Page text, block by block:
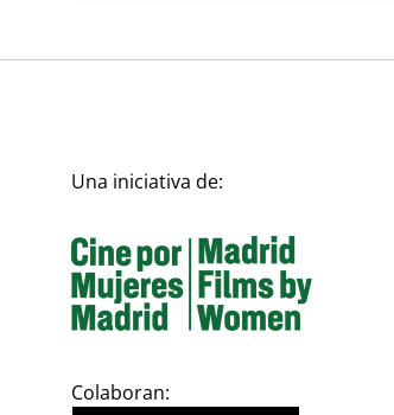
Una iniciativa de:
Colaboran: